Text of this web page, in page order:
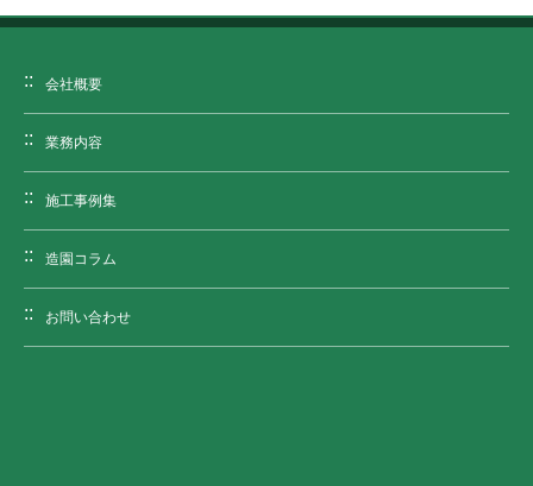
会社概要
業務内容
施工事例集
造園コラム
お問い合わせ